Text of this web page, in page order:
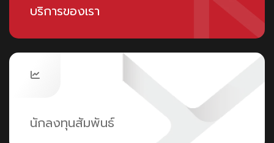
บริการของเรา
นักลงทุนสัมพันธ์